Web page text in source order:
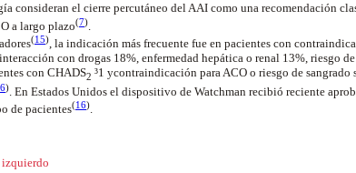
consideran el cierre percutáneo del AAI como una recomendación
a largo plazo(7)
(15) , la indicación más frecuente fue en pacientes con
con drogas 18%, enfermedad hepática o renal 13%, riesgo
con CHADS2 ³1 ycontraindicación para ACO o riesgo de sangrado
6). En Estados Unidos el dispositivo de Watchman recibió reciente
depacientes(16).